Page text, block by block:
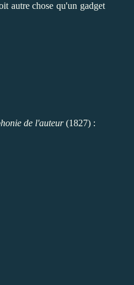
autre chose qu'un gadget
de l'auteur(1827) :